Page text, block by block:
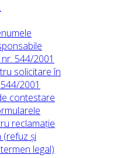
544/2001
solicitare în
2001
contestare
reclamație
(refuz și
legal)